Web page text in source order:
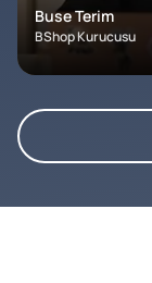
Buse Terim
BShop Kurucusu